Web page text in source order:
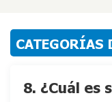
CATEGORÍAS
8. ¿Cuál es